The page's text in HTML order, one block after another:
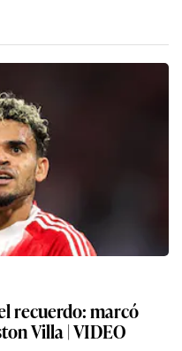
recuerdo: marcó
Villa | VIDEO